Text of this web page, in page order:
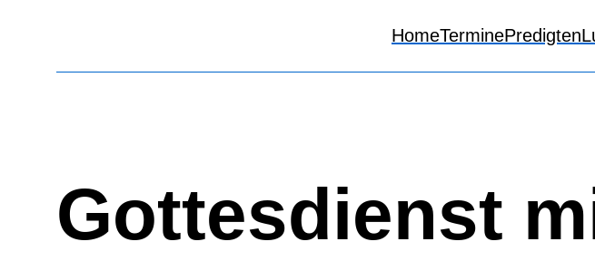
HomeTerminePredigten
Gottesdienst